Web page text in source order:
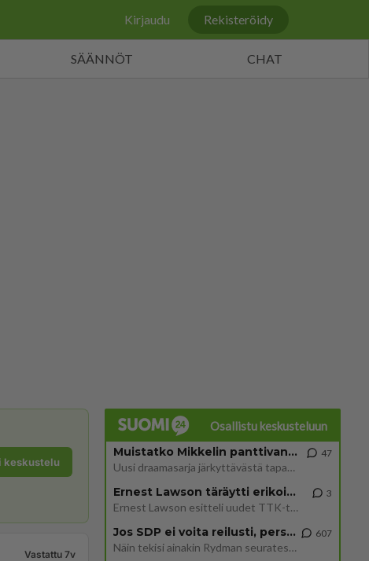
Kirjaudu Rekisteröidy
SÄÄNNÖT CHAT
keskustelu
Vastattu 7v
Osallistu keskusteluun
Muistatko Mikkelin panttivankidraaman?
Uusi draamasarja järkyttävästä tapauksesta on tulossa. Tositapahtumiin perustuva sarja ammentaa vuoden 1986 Mikkelin pan
47
Ernest Lawson täräytti erikoisen heiton TTK-lehdistötilaisuudessa: " Onko tässä tarkoituksena...?"
Ernest Lawson esitteli uudet TTK-tähtioppilaat ja opettajat torstaina 6.8. lehdistölle. Tulevalla kaudella on yksi hausk
3
Jos SDP ei voita reilusti, persut kumoavat demokratian Suomesta
Näin tekisi ainakin Rydman seuratessaan idolinsa Trumpin mallia https://www.is.fi/politiikka/art-2000012187244.html
607